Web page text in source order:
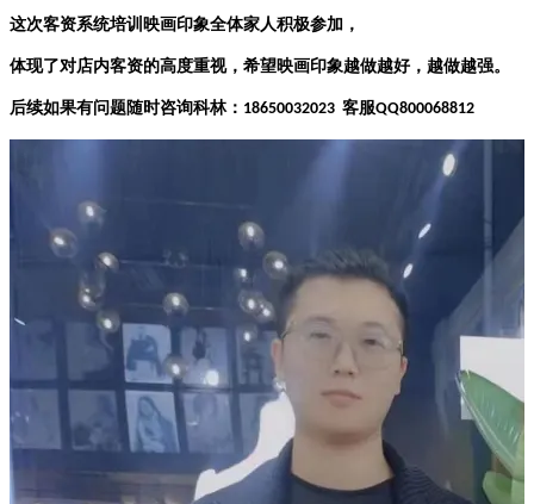
这次客资系统培训映画印象全体家人积极参加，
体现了对店内客资的高度重视，希望映画印象越做越好，越做越强。
后续如果有问题随时咨询科林： 18650032023 客服QQ800068812